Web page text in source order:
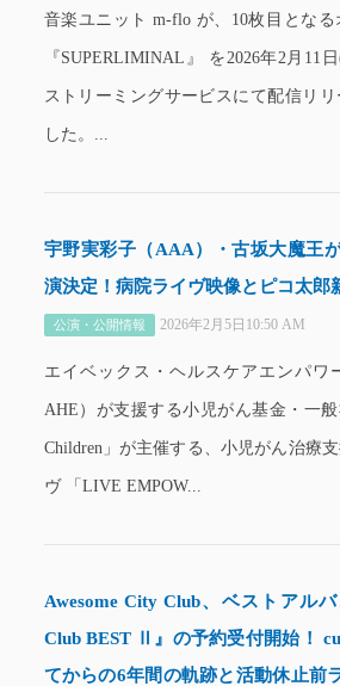
音楽ユニット m-flo が、10枚目とな
『SUPERLIMINAL』 を2026年2月11
ストリーミングサービスにて配信リ
した。...
宇野実彩子（AAA）・古坂大魔王
演決定！病院ライヴ映像とピコ太郎
公演・公開情報 2026年2月5日10:50 AM
エイベックス・ヘルスケアエンパワ
AHE）が支援する小児がん基金・一
Children」が主催する、小児がん治療
ヴ 「LIVE EMPOW...
Awesome City Club、ベストアル
Club BEST Ⅱ』の予約受付開始！
てからの6年間の軌跡と活動休止前